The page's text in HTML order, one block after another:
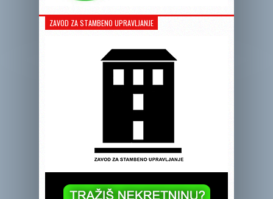
ZAVOD ZA STAMBENO UPRAVLJANJE